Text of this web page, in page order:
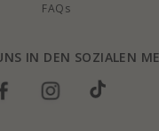
FAQs
IN DEN SOZIALEN